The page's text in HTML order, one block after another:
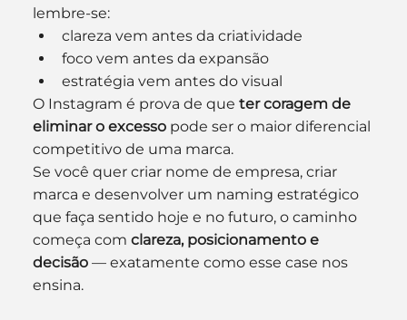
lembre-se:
clareza vem antes da criatividade
foco vem antes da expansão
estratégia vem antes do visual
O Instagram é prova de que ter coragem de
eliminar o excesso pode ser o maior diferencial
competitivo de uma marca.
Se você quer criar nome de empresa, criar
marca e desenvolver um naming estratégico
que faça sentido hoje e no futuro, o caminho
começa com clareza, posicionamento e
decisão — exatamente como esse case nos
ensina.